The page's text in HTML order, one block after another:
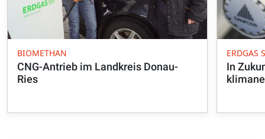
BIOMETHAN
CNG-Antrieb im Landkreis Donau-
Ries
ERDGAS
In